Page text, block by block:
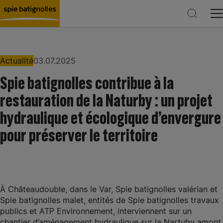
Rechercher
Actualité03.07.2025
Spie batignolles contribue à la
restauration de la Naturby : un projet
hydraulique et écologique d’envergure
pour préserver le territoire
À Châteaudouble, dans le Var, Spie batignolles valérian et
Spie batignolles malet, entités de Spie batignolles travaux
publics et ATP Environnement, interviennent sur un